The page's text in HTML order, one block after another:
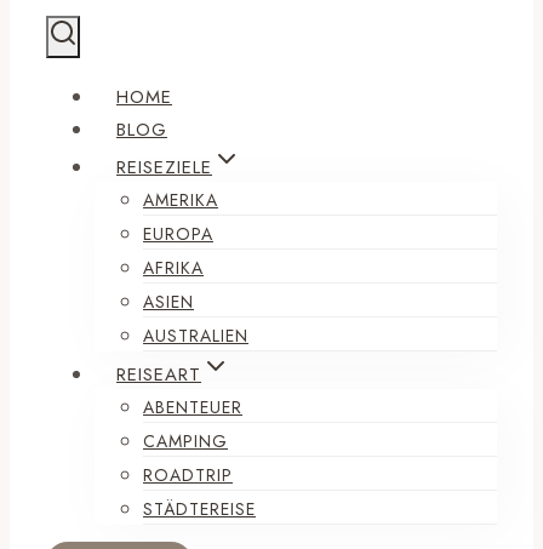
HOME
BLOG
REISEZIELE
AMERIKA
EUROPA
AFRIKA
ASIEN
AUSTRALIEN
REISEART
ABENTEUER
CAMPING
ROADTRIP
STÄDTEREISE